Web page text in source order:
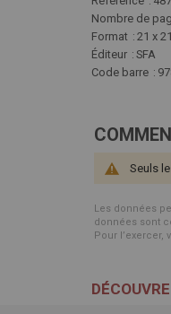
Nombre de
Format
21 x
Éditeur
SFA
Code barre
Seuls
Les données
données sont
Pour l’exercer,